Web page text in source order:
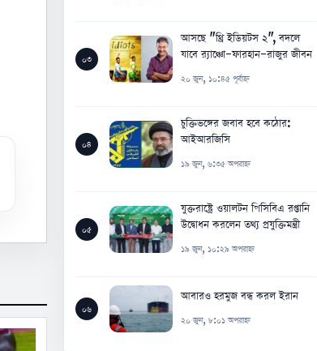
০৩
আসছে "থ্রি ইডিয়টস ২", বদলে
যাবে র‍্যাঞ্চো-ফারহান-রাজুর জীবন
২০ জুন, ১০:৪৫ পূর্বাহ্ন
০৪
চুক্তিভঙ্গের জবাব হবে কঠোর:
আইআরজিসি
১৯ জুন, ৬:৩৫ অপরাহ্ন
০৫
যুক্তরাষ্ট্রে ওয়ালটন পিসিবিএ রপ্তানি
উদ্বোধন করলেন তথ্য প্রযুক্তিমন্ত্রী
১৯ জুন, ১০:২৯ অপরাহ্ন
০৬
আবারও হরমুজ বন্ধ করল ইরান
২০ জুন, ৮:০১ অপরাহ্ন